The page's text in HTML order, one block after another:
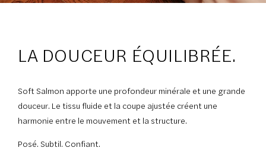
LA DOUCEUR ÉQUILIBRÉE.
Soft Salmon apporte une profondeur minérale et une grande
douceur. Le tissu fluide et la coupe ajustée créent une
harmonie entre le mouvement et la structure.
Posé. Subtil. Confiant.